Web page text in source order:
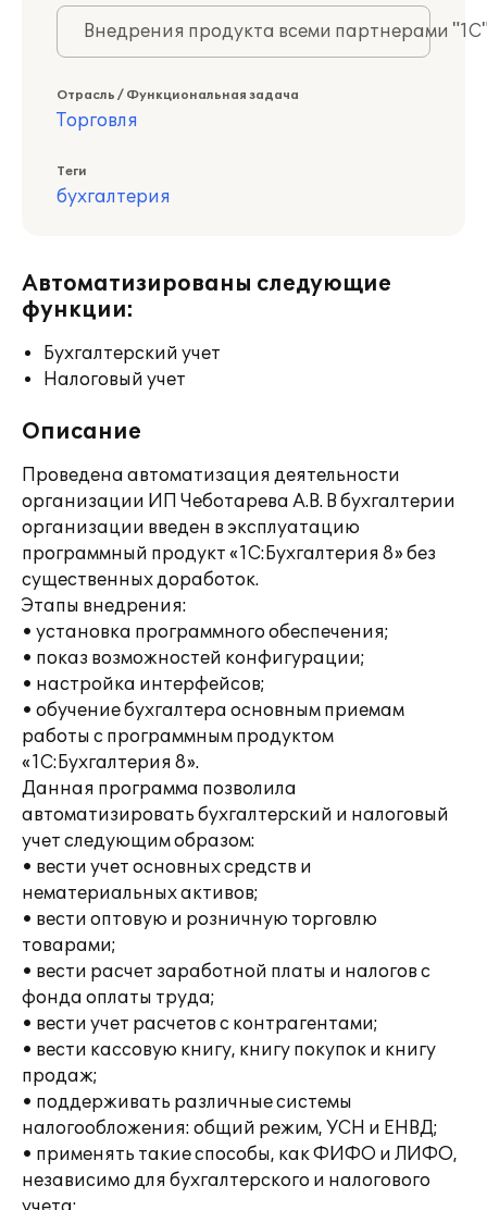
Внедрения продукта всеми партнерами
Отрасль / Функциональная задача
Торговля
Теги
бухгалтерия
Автоматизированы следующие
функции:
Бухгалтерский учет
Налоговый учет
Описание
Проведена автоматизация деятельности
организации ИП Чеботарева А.В. В бухгалтерии
организации введен в эксплуатацию
программный продукт «1C:Бухгалтерия 8» без
существенных доработок.
Этапы внедрения:
• установка программного обеспечения;
• показ возможностей конфигурации;
• настройка интерфейсов;
• обучение бухгалтера основным приемам
работы с программным продуктом
«1С:Бухгалтерия 8».
Данная программа позволила
автоматизировать бухгалтерский и налоговый
учет следующим образом:
• вести учет основных средств и
нематериальных активов;
• вести оптовую и розничную торговлю
товарами;
• вести расчет заработной платы и налогов с
фонда оплаты труда;
• вести учет расчетов с контрагентами;
• вести кассовую книгу, книгу покупок и книгу
продаж;
• поддерживать различные системы
налогообложения: общий режим, УСН и ЕНВД;
• применять такие способы, как ФИФО и ЛИФО,
независимо для бухгалтерского и налогового